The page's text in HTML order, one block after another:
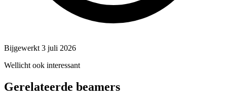
Bijgewerkt 3 juli 2026
Wellicht ook interessant
Gerelateerde beamers